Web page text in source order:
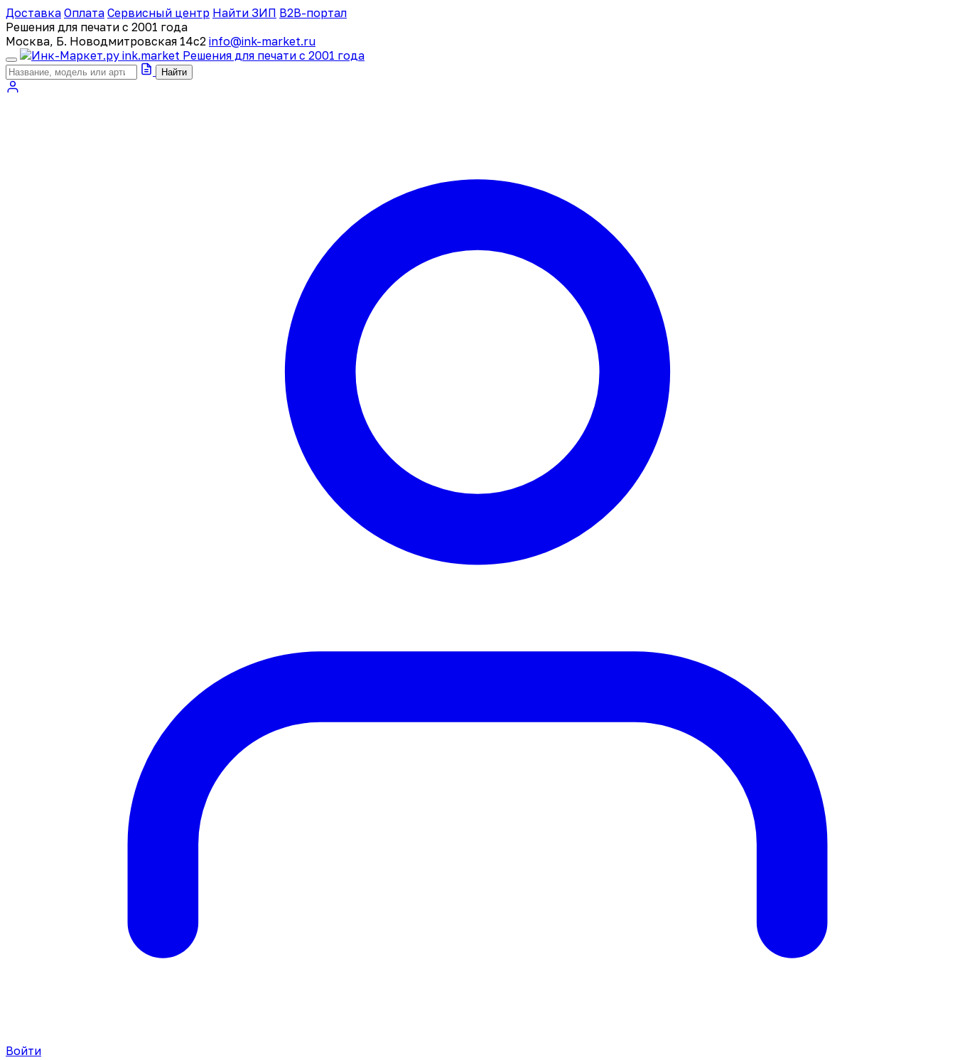
Доставка Оплата Сервисный центр Найти ЗИП B2B-портал
Решения для печати с 2001 года
Москва, Б. Новодмитровская 14с2 info@ink-market.ru
ink.market Решения для печати с 2001 года
Найти
Войти